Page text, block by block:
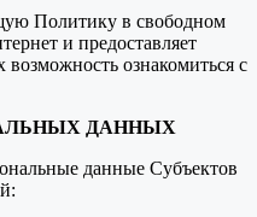
Политику в свободном
и предоставляет
ознакомиться с
ДАННЫХ
данные Субъектов